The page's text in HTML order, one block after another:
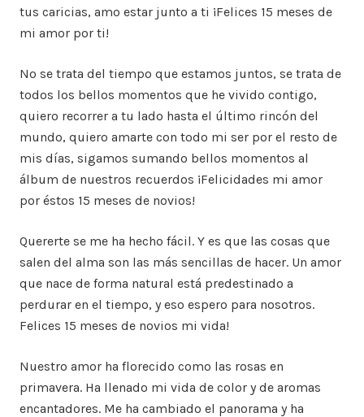
tus caricias, amo estar junto a ti ¡Felices 15 meses de
mi amor por ti!
No se trata del tiempo que estamos juntos, se trata de
todos los bellos momentos que he vivido contigo,
quiero recorrer a tu lado hasta el último rincón del
mundo, quiero amarte con todo mi ser por el resto de
mis días, sigamos sumando bellos momentos al
álbum de nuestros recuerdos ¡Felicidades mi amor
por éstos 15 meses de novios!
Quererte se me ha hecho fácil. Y es que las cosas que
salen del alma son las más sencillas de hacer. Un amor
que nace de forma natural está predestinado a
perdurar en el tiempo, y eso espero para nosotros.
Felices 15 meses de novios mi vida!
Nuestro amor ha florecido como las rosas en
primavera. Ha llenado mi vida de color y de aromas
encantadores. Me ha cambiado el panorama y ha